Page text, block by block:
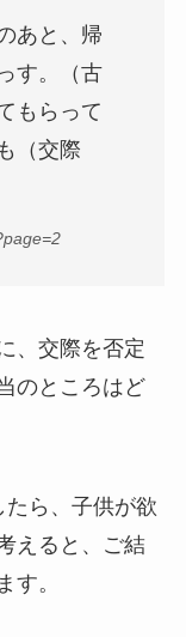
あと、帰
す。（古
もらって
（交際
、交際を否定
のところはど
たら、子供が欲
えると、ご結
す。